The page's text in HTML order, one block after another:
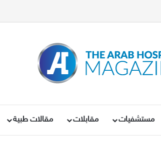
مستشفيات مقابلات مقالات طبية